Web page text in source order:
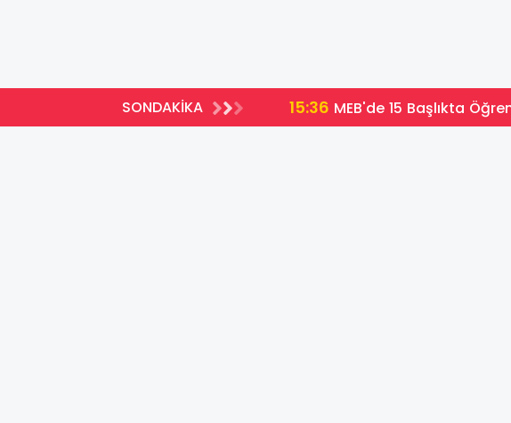
SONDAKİKA 15:36 MEB'de 15 Başlıkta